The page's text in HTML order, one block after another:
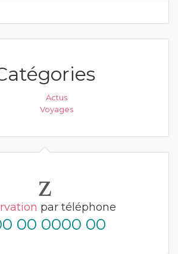
Actus
Voyages
par téléphone
00 0000 00